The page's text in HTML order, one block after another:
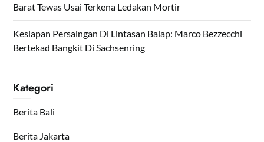
Barat Tewas Usai Terkena Ledakan Mortir
Kesiapan Persaingan Di Lintasan Balap: Marco Bezzecchi
Bertekad Bangkit Di Sachsenring
Kategori
Berita Bali
Berita Jakarta